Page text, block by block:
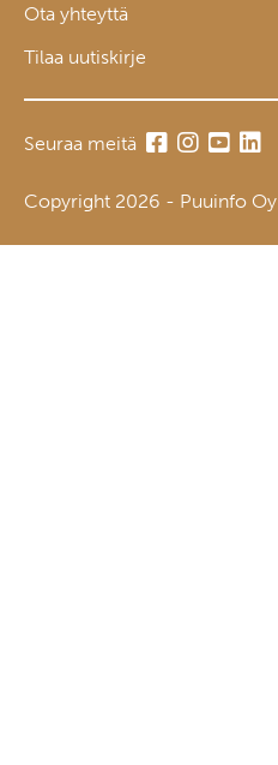
Ota yhteyttä
Tilaa uutiskirje
Seuraa meitä
Copyright 2026 - Puuinfo Oy